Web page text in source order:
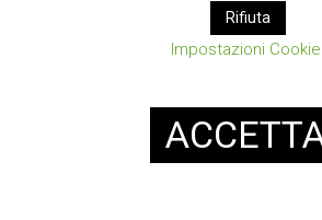
Questo potrebbe permettere loro
familiari stretti da molti altri che
Se questi sforzi riusciranno a
Rifiuta
Impostazioni Cookie